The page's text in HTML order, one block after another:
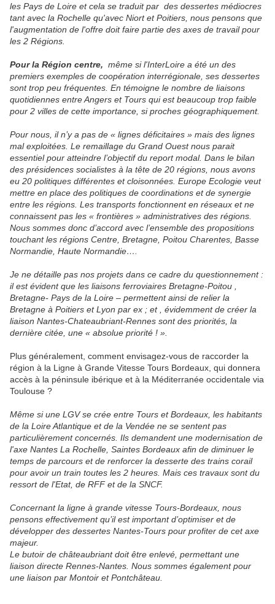
les Pays de Loire et cela se traduit par des dessertes médiocres
tant avec la Rochelle qu'avec Niort et Poitiers, nous pensons que
l'augmentation de l'offre doit faire partie des axes de travail pour
les 2 Régions.
Pour la Région centre, même si l'InterLoire a été un des
premiers exemples de coopération interrégionale, ses dessertes
sont trop peu fréquentes. En témoigne le nombre de liaisons
quotidiennes entre Angers et Tours qui est beaucoup trop faible
pour 2 villes de cette importance, si proches géographiquement.
Pour nous, il n’y a pas de « lignes déficitaires » mais des lignes
mal exploitées. Le remaillage du Grand Ouest nous parait
essentiel pour atteindre l’objectif du report modal. Dans le bilan
des présidences socialistes à la tête de 20 régions, nous avons
eu 20 politiques différentes et cloisonnées. Europe Ecologie veut
mettre en place des politiques de coordinations et de synergie
entre les régions. Les transports fonctionnent en réseaux et ne
connaissent pas les « frontières » administratives des régions.
Nous sommes donc d’accord avec l’ensemble des propositions
touchant les régions Centre, Bretagne, Poitou Charentes, Basse
Normandie, Haute Normandie….
Je ne détaille pas nos projets dans ce cadre du questionnement :
il est évident que les liaisons ferroviaires Bretagne-Poitou ,
Bretagne- Pays de la Loire – permettent ainsi de relier la
Bretagne à Poitiers et Lyon par ex ; et , évidemment de créer la
liaison Nantes-Chateaubriant-Rennes sont des priorités, la
dernière citée, une « absolue priorité ! ».
Plus généralement, comment envisagez-vous de raccorder la
région à la Ligne à Grande Vitesse Tours Bordeaux, qui donnera
accès à la péninsule ibérique et à la Méditerranée occidentale via
Toulouse ?
Même si une LGV se crée entre Tours et Bordeaux, les habitants
de la Loire Atlantique et de la Vendée ne se sentent pas
particulièrement concernés. Ils demandent une modernisation de
l'axe Nantes La Rochelle, Saintes Bordeaux afin de diminuer le
temps de parcours et de renforcer la desserte des trains corail
pour avoir un train toutes les 2 heures. Mais ces travaux sont du
ressort de l'Etat, de RFF et de la SNCF.
Concernant la ligne à grande vitesse Tours-Bordeaux, nous
pensons effectivement qu’il est important d’optimiser et de
développer des dessertes Nantes-Tours pour profiter de cet axe
majeur.
Le butoir de châteaubriant doit être enlevé, permettant une
liaison directe Rennes-Nantes. Nous sommes également pour
une liaison par Montoir et Pontchâteau.